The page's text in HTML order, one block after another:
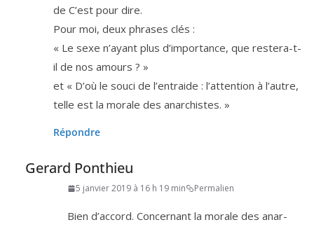
de C’est pour dire.
Pour moi, deux phrases clés :
« Le sexe n’ayant plus d’importance, que res­te­ra-t-
il de nos amours ? »
et « D’où le sou­ci de l’entraide : l’attention à l’autre,
telle est la morale des anarchistes. »
Répondre
Gerard Ponthieu
5 janvier 2019 à 16 h 19 min Permalien
Bien d’ac­cord. Concernant la morale des anar­